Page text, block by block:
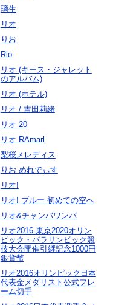
璃生
リオ
りお
Rio
リオ (キース・ジャレット
のアルバム)
リオ (ホテル)
リオ / 吉田莉緒
リオ 20
リオ RAmarl
梨桜メレディス
りお めれでぃす
リオ!
リオ! ブルー 初めての空へ
リオ&チャンバワンバ
リオ2016-東京2020オリン
ピック・パラリンピック競
技大会開催引継記念1000円
銀貨幣
リオ2016オリンピック日本
代表金メダリスト公式フレ
ーム切手